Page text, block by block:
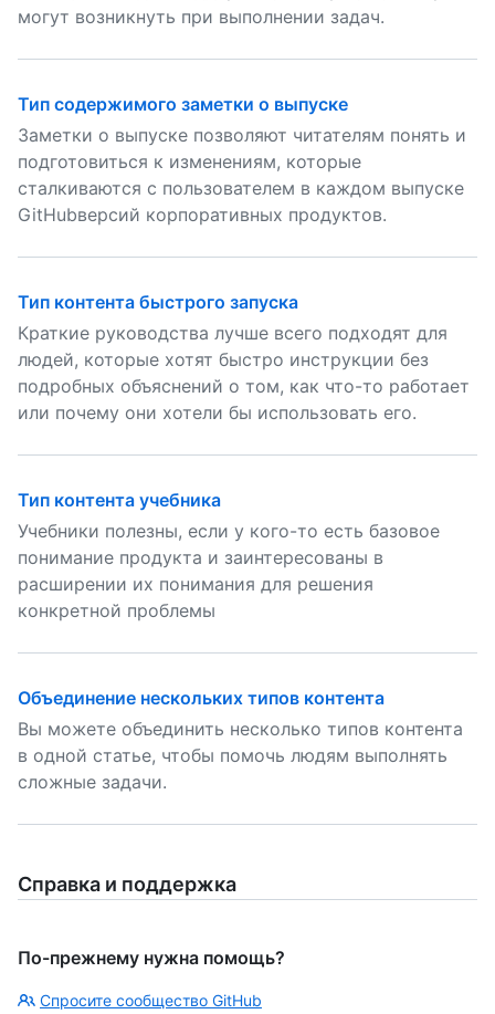
могут возникнуть при выполнении задач.
Тип содержимого заметки о выпуске
Заметки о выпуске позволяют читателям понять и
подготовиться к изменениям, которые
сталкиваются с пользователем в каждом выпуске
GitHubверсий корпоративных продуктов.
Тип контента быстрого запуска
Краткие руководства лучше всего подходят для
людей, которые хотят быстро инструкции без
подробных объяснений о том, как что-то работает
или почему они хотели бы использовать его.
Тип контента учебника
Учебники полезны, если у кого-то есть базовое
понимание продукта и заинтересованы в
расширении их понимания для решения
конкретной проблемы
Объединение нескольких типов контента
Вы можете объединить несколько типов контента
в одной статье, чтобы помочь людям выполнять
сложные задачи.
Справка и поддержка
По-прежнему нужна помощь?
Спросите сообщество GitHub